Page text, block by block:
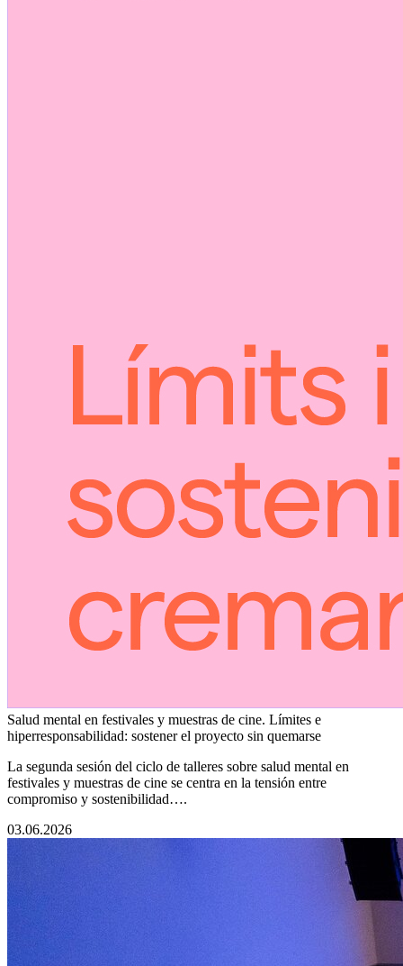
Salud mental en festivales y muestras de cine. Límites e
hiperresponsabilidad: sostener el proyecto sin quemarse
La segunda sesión del ciclo de talleres sobre salud mental en
festivales y muestras de cine se centra en la tensión entre
compromiso y sostenibilidad….
03.06.2026